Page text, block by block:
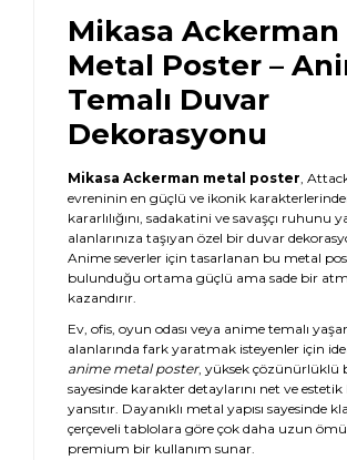
Mikasa Ackerman
Metal Poster –
Temalı Duvar
Dekorasyonu
Mikasa Ackerman metal poster,
evreninin en güçlü ve ikonik
kararlılığını, sadakatini ve savaşçı ruhunu
alanlarınıza taşıyan özel bir duvar
Anime severler için tasarlanan bu metal
bulunduğu ortama güçlü ama sade bir
kazandırır.
Ev, ofis, oyun odası veya anime temalı
alanlarında fark yaratmak isteyenler için
anime metal poster, yüksek çözünürlüklü
sayesinde karakter detaylarını net ve
yansıtır. Dayanıklı metal yapısı sayesinde
çerçeveli tablolara göre çok daha uzun
premium bir kullanım sunar.